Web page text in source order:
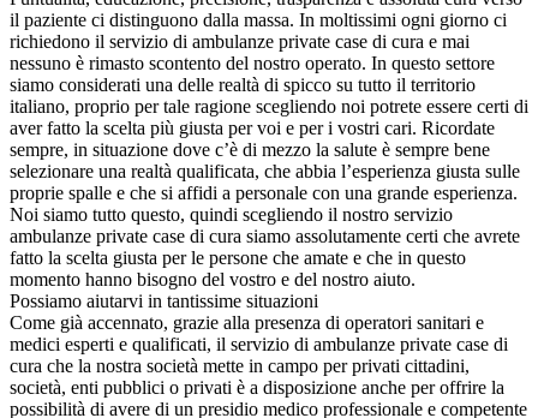
il paziente ci distinguono dalla massa. In moltissimi ogni giorno ci
richiedono il servizio di ambulanze private case di cura e mai
nessuno è rimasto scontento del nostro operato. In questo settore
siamo considerati una delle realtà di spicco su tutto il territorio
italiano, proprio per tale ragione scegliendo noi potrete essere certi di
aver fatto la scelta più giusta per voi e per i vostri cari. Ricordate
sempre, in situazione dove c’è di mezzo la salute è sempre bene
selezionare una realtà qualificata, che abbia l’esperienza giusta sulle
proprie spalle e che si affidi a personale con una grande esperienza.
Noi siamo tutto questo, quindi scegliendo il nostro servizio
ambulanze private case di cura siamo assolutamente certi che avrete
fatto la scelta giusta per le persone che amate e che in questo
momento hanno bisogno del vostro e del nostro aiuto.
Possiamo aiutarvi in tantissime situazioni
Come già accennato, grazie alla presenza di operatori sanitari e
medici esperti e qualificati, il servizio di ambulanze private case di
cura che la nostra società mette in campo per privati cittadini,
società, enti pubblici o privati è a disposizione anche per offrire la
possibilità di avere di un presidio medico professionale e competente